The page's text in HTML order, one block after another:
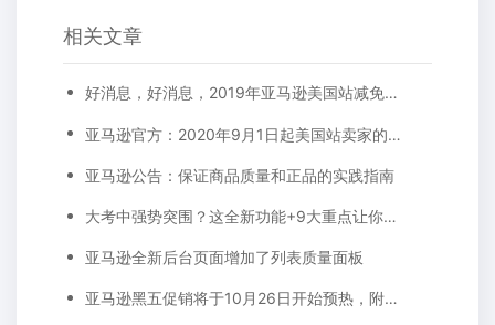
相关文章
好消息，好消息，2019年亚马逊美国站减免长期仓储费。下调销售佣金！
亚马逊官方：2020年9月1日起美国站卖家的公司名称和地址要显示在卖家资料页面
亚马逊公告：保证商品质量和正品的实践指南
大考中强势突围？这全新功能+9大重点让你出奇制胜
亚马逊全新后台页面增加了列表质量面板
亚马逊黑五促销将于10月26日开始预热，附上促销提交​截止时间表！